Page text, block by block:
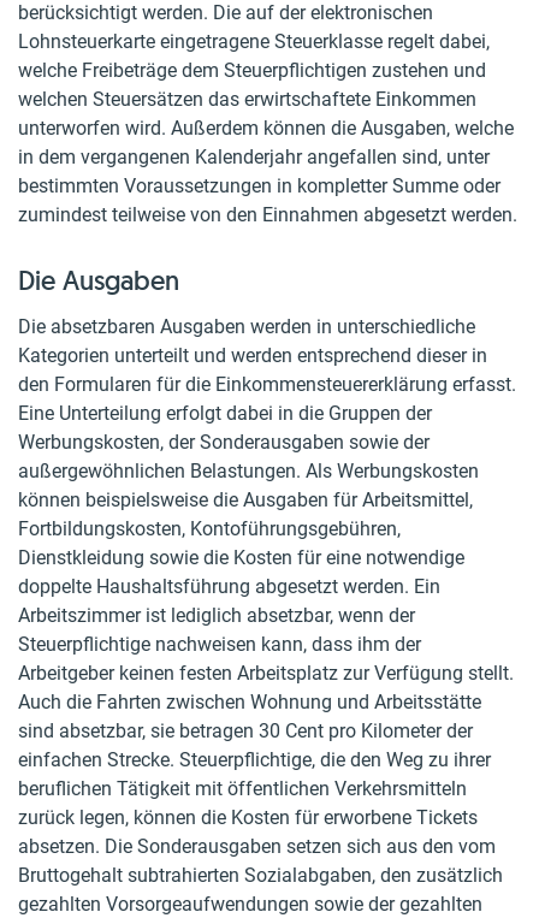
berücksichtigt werden. Die auf der elektronischen
Lohnsteuerkarte eingetragene Steuerklasse regelt dabei,
welche Freibeträge dem Steuerpflichtigen zustehen und
welchen Steuersätzen das erwirtschaftete Einkommen
unterworfen wird. Außerdem können die Ausgaben, welche
in dem vergangenen Kalenderjahr angefallen sind, unter
bestimmten Voraussetzungen in kompletter Summe oder
zumindest teilweise von den Einnahmen abgesetzt werden.
Die Ausgaben
Die absetzbaren Ausgaben werden in unterschiedliche
Kategorien unterteilt und werden entsprechend dieser in
den Formularen für die Einkommensteuererklärung erfasst.
Eine Unterteilung erfolgt dabei in die Gruppen der
Werbungskosten, der Sonderausgaben sowie der
außergewöhnlichen Belastungen. Als Werbungskosten
können beispielsweise die Ausgaben für Arbeitsmittel,
Fortbildungskosten, Kontoführungsgebühren,
Dienstkleidung sowie die Kosten für eine notwendige
doppelte Haushaltsführung abgesetzt werden. Ein
Arbeitszimmer ist lediglich absetzbar, wenn der
Steuerpflichtige nachweisen kann, dass ihm der
Arbeitgeber keinen festen Arbeitsplatz zur Verfügung stellt.
Auch die Fahrten zwischen Wohnung und Arbeitsstätte
sind absetzbar, sie betragen 30 Cent pro Kilometer der
einfachen Strecke. Steuerpflichtige, die den Weg zu ihrer
beruflichen Tätigkeit mit öffentlichen Verkehrsmitteln
zurück legen, können die Kosten für erworbene Tickets
absetzen. Die Sonderausgaben setzen sich aus den vom
Bruttogehalt subtrahierten Sozialabgaben, den zusätzlich
gezahlten Vorsorgeaufwendungen sowie der gezahlten